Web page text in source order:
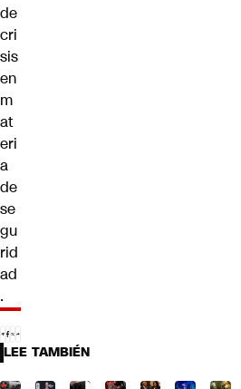
de
cri
sis
en
m
at
eri
a
de
se
gu
rid
ad
.
LEE TAMBIÉN